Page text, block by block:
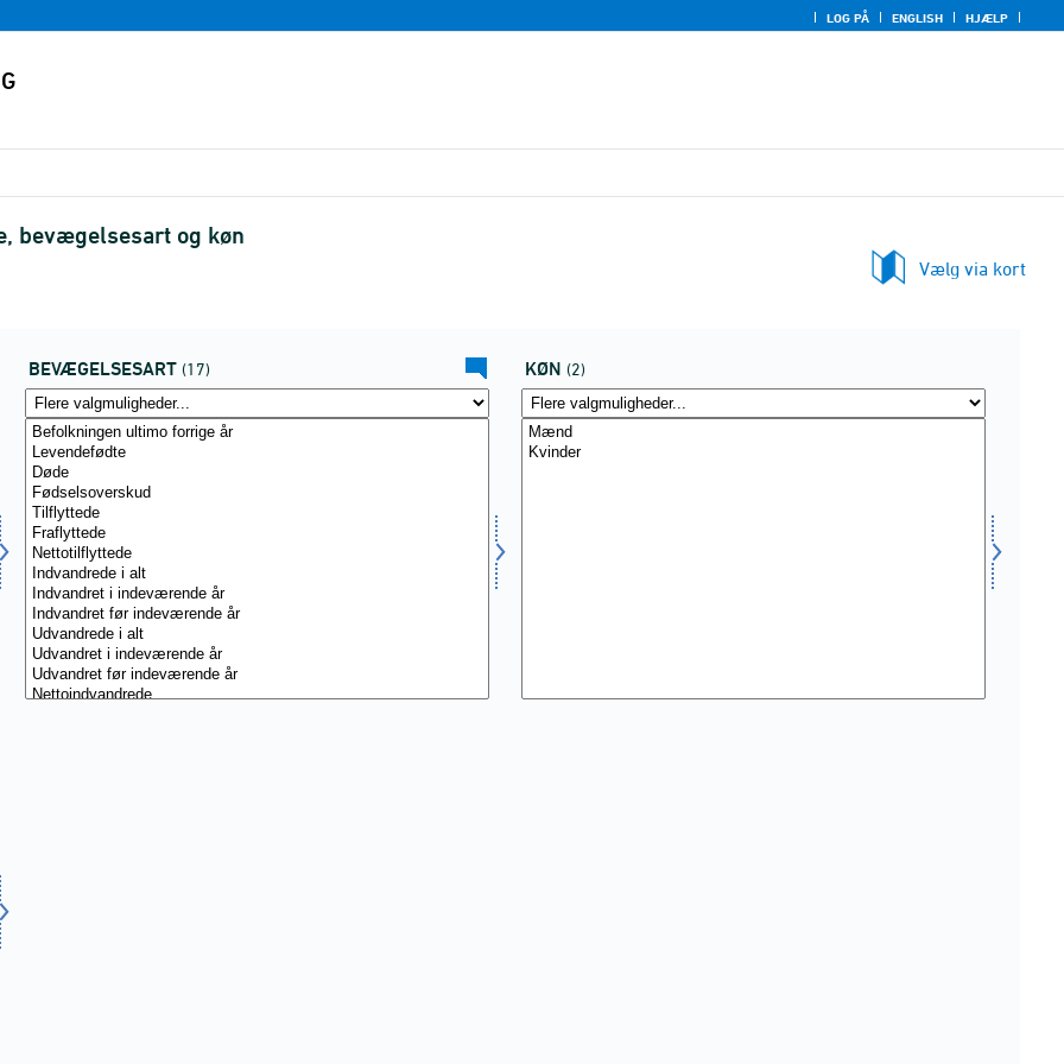
LOG PÅ ENGLISH HJÆLP
bevægelsesart og køn
Vælg via kort
BEVÆGELSESART (17) KØN (2)